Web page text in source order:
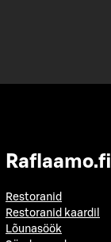
Raflaamo.fi
Restoranid
Restoranid kaardil
Lõunasöök